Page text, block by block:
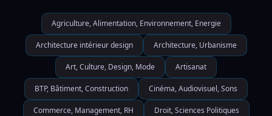
Agriculture, Alimentation, Environnement, Energie
Architecture intérieur design Architecture, Urbanisme
Art, Culture, Design, Mode Artisanat
BTP, Bâtiment, Construction Cinéma, Audiovisuel, Sons
Commerce, Management, RH Droit, Sciences Politiques